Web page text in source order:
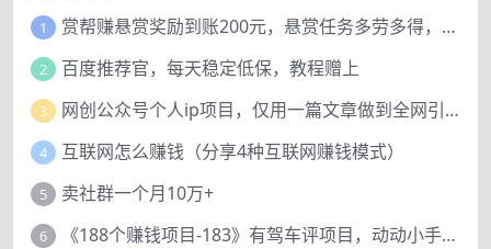
1 赏帮赚悬赏奖励到账200元，悬赏任务多劳多得，人人可做。
2 百度推荐官，每天稳定低保，教程赠上
3 网创公众号个人ip项目，仅用一篇文章做到全网引流！
4 互联网怎么赚钱（分享4种互联网赚钱模式）
5 卖社群一个月10万+
6 《188个赚钱项目-183》有驾车评项目，动动小手，复制粘贴赚44元！